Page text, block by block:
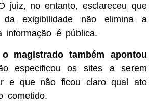
juiz, no entanto, esclareceu que
da exigibilidade não elimina a
é pública.
o magistrado também apontou
especificou os sites a serem
e que não ficou claro qual ato
cometido.